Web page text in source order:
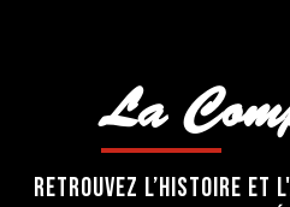
La
RETROUVEZ L’histoire ET